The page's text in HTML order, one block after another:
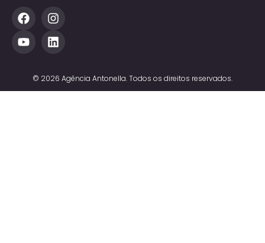
© 2026 Agência Antonella. Todos os direitos reservados.